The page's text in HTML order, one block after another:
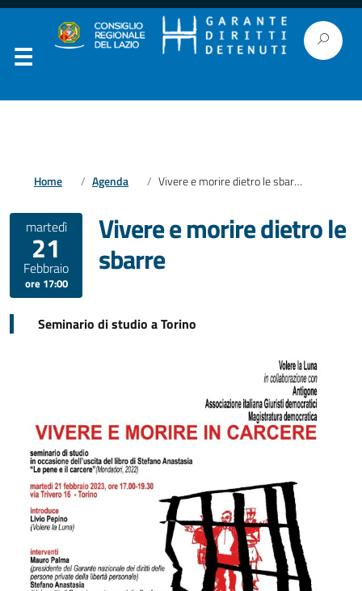
Home Agenda Vivere e morire dietro le sbarre
martedì
21
Febbraio
ore 17:00
Vivere e morire dietro le
sbarre
Seminario di studio a Torino